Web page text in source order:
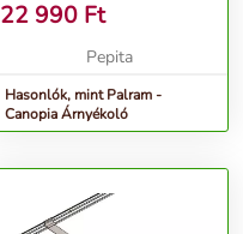
22 990 Ft
Pepita
Hasonlók, mint Palram -
Canopia Árnyékoló